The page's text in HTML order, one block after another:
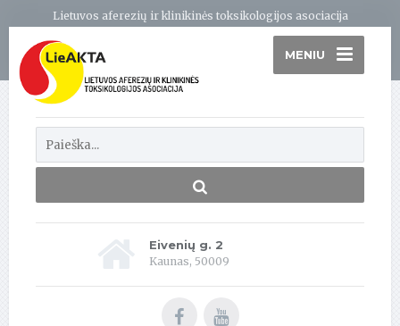
Lietuvos aferezių ir klinikinės toksikologijos asociacija
MENIU
Eivenių g. 2
Kaunas, 50009